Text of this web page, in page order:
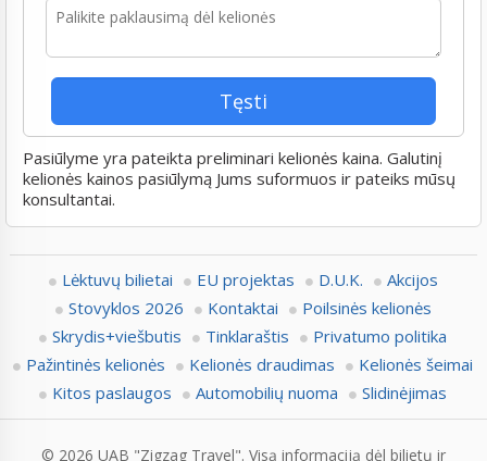
Pasiūlyme yra pateikta preliminari kelionės kaina. Galutinį
kelionės kainos pasiūlymą Jums suformuos ir pateiks mūsų
konsultantai.
Lėktuvų bilietai EU projektas D.U.K.
Akcijos
Stovyklos 2026
Kontaktai
Poilsinės kelionės
Skrydis+viešbutis
Tinklaraštis
Privatumo politika
Pažintinės kelionės
Kelionės draudimas
Kelionės šeimai
Kitos paslaugos
Automobilių nuoma Slidinėjimas
© 2026 UAB "Zigzag Travel". Visą informaciją dėl bilietų ir